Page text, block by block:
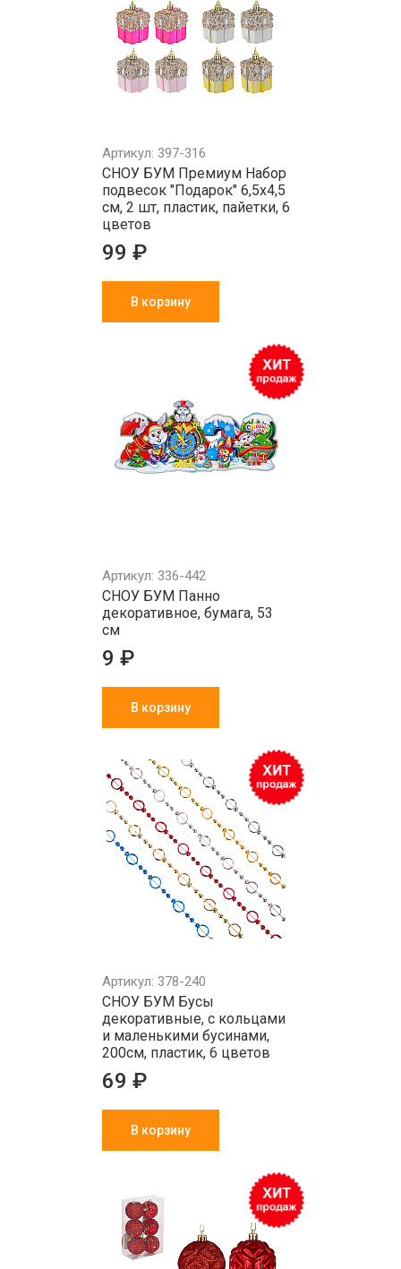
Артикул: 397-316
СНОУ БУМ Премиум Набор
подвесок "Подарок" 6,5х4,5
см, 2 шт, пластик, пайетки, 6
цветов
99 ₽
В корзину
Артикул: 336-442
СНОУ БУМ Панно
декоративное, бумага, 53
см
9 ₽
В корзину
Артикул: 378-240
СНОУ БУМ Бусы
декоративные, с кольцами
и маленькими бусинами,
200см, пластик, 6 цветов
69 ₽
В корзину